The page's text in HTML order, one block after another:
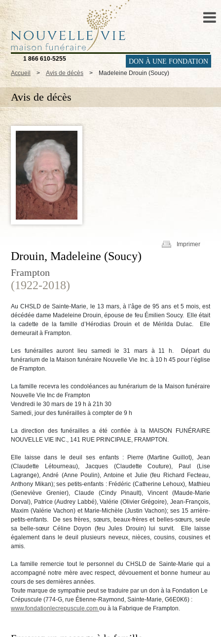
1 866 610-5255 DON À UNE FONDATION
Accueil > Avis de décès > Madeleine Drouin (Soucy)
Avis de décès
Imprimer
Drouin, Madeleine (Soucy)
Frampton
(1922-2018)
Au CHSLD de Sainte-Marie, le 13 mars, à l’âge de 95 ans et 5 mois, est
décédée dame Madeleine Drouin, épouse de feu Émilien Soucy. Elle était
la cadette de la famille d’Hérodias Drouin et de Mérilda Dulac. Elle
demeurait à Frampton.
Les funérailles auront lieu samedi le 31 mars à 11 h. Départ du
funérarium de la Maison funéraire Nouvelle Vie Inc. à 10 h 45 pour l’église
de Frampton.
La famille recevra les condoléances au funérarium de la Maison funéraire
Nouvelle Vie Inc de Frampton
Vendredi le 30 mars de 19 h à 21h 30
Samedi, jour des funérailles à compter de 9 h
La direction des funérailles a été confiée à la MAISON FUNÉRAIRE
NOUVELLE VIE INC., 141 RUE PRINCIPALE, FRAMPTON.
Elle laisse dans le deuil ses enfants : Pierre (Martine Guillot), Jean
(Claudette Létourneau), Jacques (Claudette Couture), Paul (Lise
Lagrange), André (Anne Poulin), Antoine et Julie (feu Richard Fecteau,
Anthony Mikan); ses petits-enfants : Frédéric (Catherine Lehoux), Mathieu
(Geneviève Grenier), Claude (Cindy Pinault), Vincent (Maude-Marie
Dorval), Patrice (Audrey Labbé), Valérie (Olivier Grégoire), Jean-François,
Maxim (Valérie Vachon) et Marie-Michèle (Justin Vachon); ses 15 arrière-
petits-enfants. De ses frères, sœurs, beaux-frères et belles-sœurs, seule
sa belle-sœur Céline Doyon (feu Jules Drouin) lui survit. Elle laisse
également dans le deuil plusieurs neveux, nièces, cousins, cousines et
amis.
La famille remercie tout le personnel du CHSLD de Sainte-Marie qui a
accompagné notre mère avec respect, dévouement et bonne humeur au
cours de ses dernières années.
Toute marque de sympathie peut se traduire par un don à la Fondation Le
Crépuscule (774-G, rue Étienne-Raymond, Sainte-Marie, G6E0K6) :
www.fondationlecrepuscule.com ou à la Fabrique de Frampton.